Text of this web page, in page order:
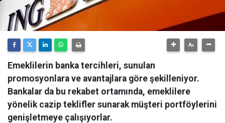
Emeklilerin banka tercihleri, sunulan
promosyonlara ve avantajlara göre şekilleniyor.
Bankalar da bu rekabet ortamında, emeklilere
yönelik cazip teklifler sunarak müşteri portföylerini
genişletmeye çalışıyorlar.